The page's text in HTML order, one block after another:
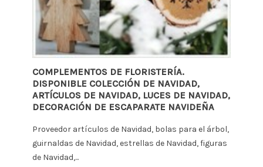
COMPLEMENTOS DE FLORISTERÍA.
DISPONIBLE COLECCIÓN DE NAVIDAD,
ARTÍCULOS DE NAVIDAD, LUCES DE NAVIDAD,
DECORACIÓN DE ESCAPARATE NAVIDEÑA
Proveedor artículos de Navidad, bolas para el árbol,
guirnaldas de Navidad, estrellas de Navidad, figuras
de Navidad,...